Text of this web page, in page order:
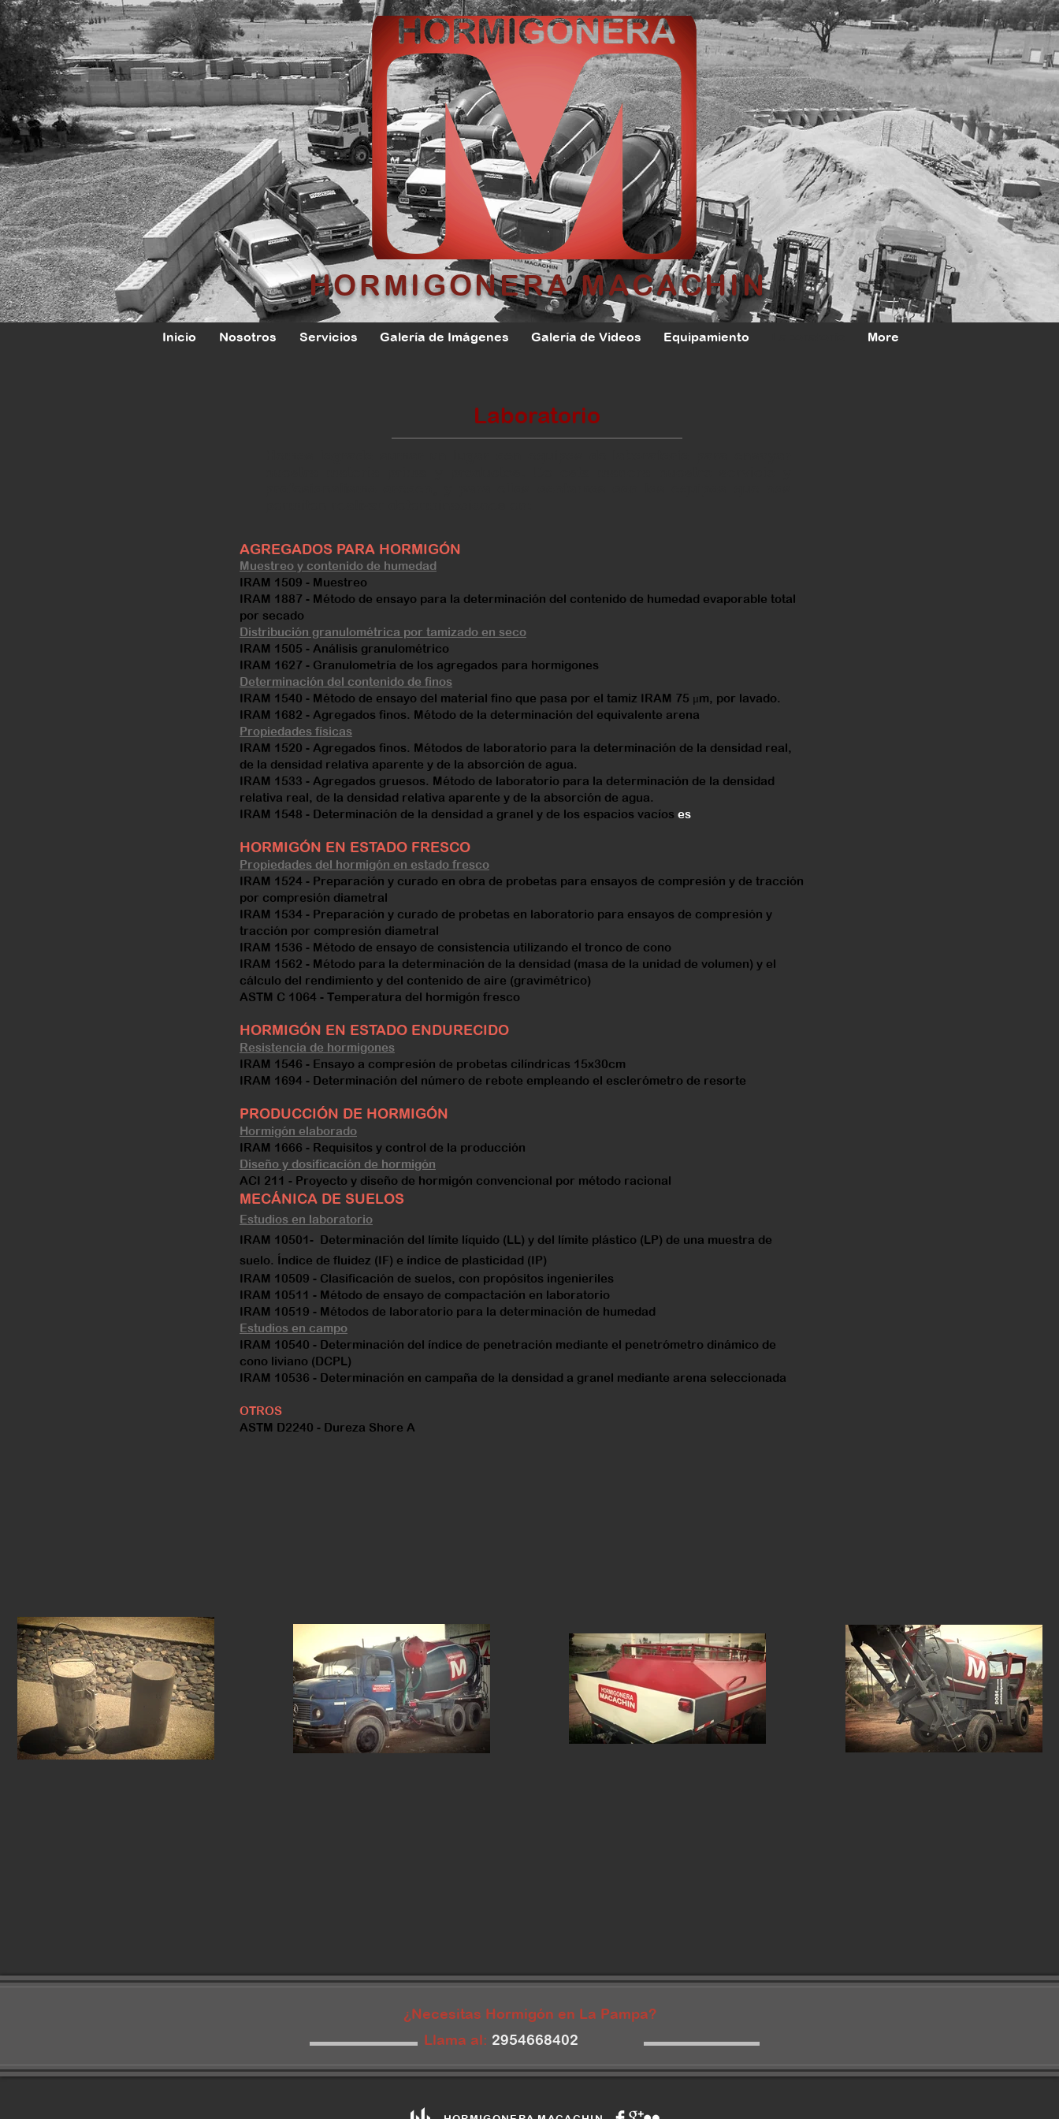
HORMIGONERA MACACHIN
Inicio Nosotros Servicios Galería de Imágenes Galería de Videos Equipamiento More
Laboratorio
AGREGADOS PARA HORMIGÓN
Muestreo y contenido de humedad
IRAM 1509 - Muestreo
IRAM 1887 - Método de ensayo para la determinación del contenido de humedad evaporable total
por secado
Distribución granulométrica por tamizado en seco
IRAM 1505 - Análisis granulométrico
IRAM 1627 - Granulometría de los agregados para hormigones
Determinación del contenido de finos
IRAM 1540 - Método de ensayo del material fino que pasa por el tamiz IRAM 75 μm, por lavado.
IRAM 1682 - Agregados finos. Método de la determinación del equivalente arena
Propiedades físicas
IRAM 1520 - Agregados finos. Métodos de laboratorio para la determinación de la densidad real,
de la densidad relativa aparente y de la absorción de agua.
IRAM 1533 - Agregados gruesos. Método de laboratorio para la determinación de la densidad
relativa real, de la densidad relativa aparente y de la absorción de agua.
IRAM 1548 - Determinación de la densidad a granel y de los espacios vacíos es
HORMIGÓN EN ESTADO FRESCO
Propiedades del hormigón en estado fresco
IRAM 1524 - Preparación y curado en obra de probetas para ensayos de compresión y de tracción
por compresión diametral
IRAM 1534 - Preparación y curado de probetas en laboratorio para ensayos de compresión y
tracción por compresión diametral
IRAM 1536 - Método de ensayo de consistencia utilizando el tronco de cono
IRAM 1562 - Método para la determinación de la densidad (masa de la unidad de volumen) y el
cálculo del rendimiento y del contenido de aire (gravimétrico)
ASTM C 1064 - Temperatura del hormigón fresco
HORMIGÓN EN ESTADO ENDURECIDO
Resistencia de hormigones
IRAM 1546 - Ensayo a compresión de probetas cilíndricas 15x30cm
IRAM 1694 - Determinación del número de rebote empleando el esclerómetro de resorte
PRODUCCIÓN DE HORMIGÓN
Hormigón elaborado
IRAM 1666 - Requisitos y control de la producción
Diseño y dosificación de hormigón
ACI 211 - Proyecto y diseño de hormigón convencional por método racional
MECÁNICA DE SUELOS
Estudios en laboratorio
IRAM 10501- Determinación del límite líquido (LL) y del límite plástico (LP) de una muestra de
suelo. Índice de fluidez (IF) e índice de plasticidad (IP)
IRAM 10509 - Clasificación de suelos, con propósitos ingenieriles
IRAM 10511 - Método de ensayo de compactación en laboratorio
IRAM 10519 - Métodos de laboratorio para la determinación de humedad
Estudios en campo
IRAM 10540 - Determinación del índice de penetración mediante el penetrómetro dinámico de
cono liviano (DCPL)
IRAM 10536 - Determinación en campaña de la densidad a granel mediante arena seleccionada
OTROS
ASTM D2240 - Dureza Shore A
Llama al: 2954668402
¿Necesitas Hormigón en La Pampa?